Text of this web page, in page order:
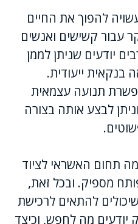
להפוך את החיים
עבור קשישים ואנשים
יודעים שניתן לממן
בנקאית ייעודית.
לקלנועית יד 2 מאפשרת תנועה עצמאית
לבצע אותה בצורה
תחום האשראי לציוד
מספיק. ובכל זאת,
להתאים לרכישת
יודעים מה לחפש, וכיצד